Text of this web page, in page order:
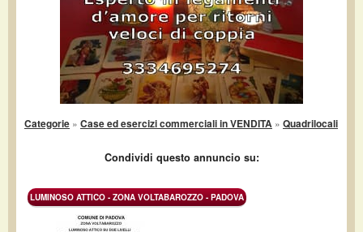
Categorie » Case ed esercizi commerciali in VENDITA » Quadrilocali
Condividi questo annuncio su:
LUMINOSO ATTICO - ZONA VOLTABAROZZO - PADOVA